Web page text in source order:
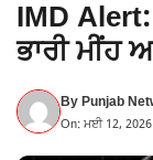
IMD
ਭਾਰੀ ਮੀਂਹ
ByPunjab
On: ਮਈ 12, 2026